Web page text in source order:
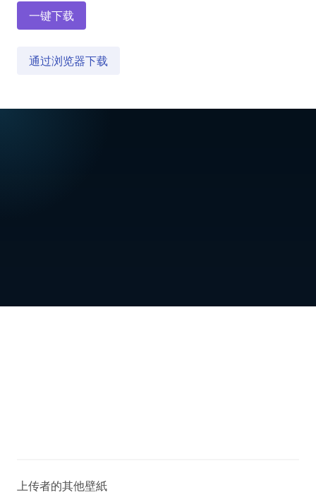
一键下载
通过浏览器下载
上传者的其他壁紙